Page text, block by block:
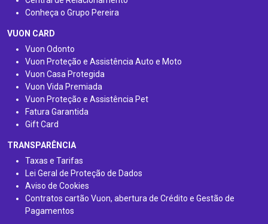
Conheça o Grupo Pereira
VUON CARD
Vuon Odonto
Vuon Proteção e Assistência Auto e Moto
Vuon Casa Protegida
Vuon Vida Premiada
Vuon Proteção e Assistência Pet
Fatura Garantida
Gift Card
TRANSPARÊNCIA
Taxas e Tarifas
Lei Geral de Proteção de Dados
Aviso de Cookies
Contratos cartão Vuon, abertura de Crédito e Gestão de
Pagamentos